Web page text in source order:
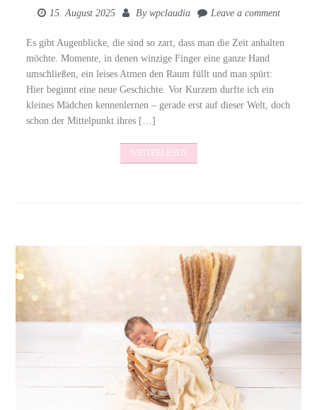
15. August 2025 By wpclaudia Leave a comment
Es gibt Augenblicke, die sind so zart, dass man die Zeit anhalten
möchte. Momente, in denen winzige Finger eine ganze Hand
umschließen, ein leises Atmen den Raum füllt und man spürt:
Hier beginnt eine neue Geschichte. Vor Kurzem durfte ich ein
kleines Mädchen kennenlernen – gerade erst auf dieser Welt, doch
schon der Mittelpunkt ihres […]
WEITERLESEN